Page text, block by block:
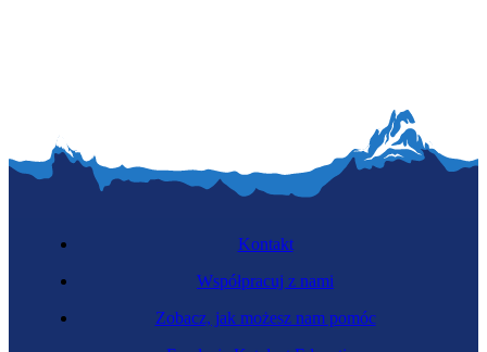
Kontakt
Współpracuj z nami
Zobacz, jak możesz nam pomóc